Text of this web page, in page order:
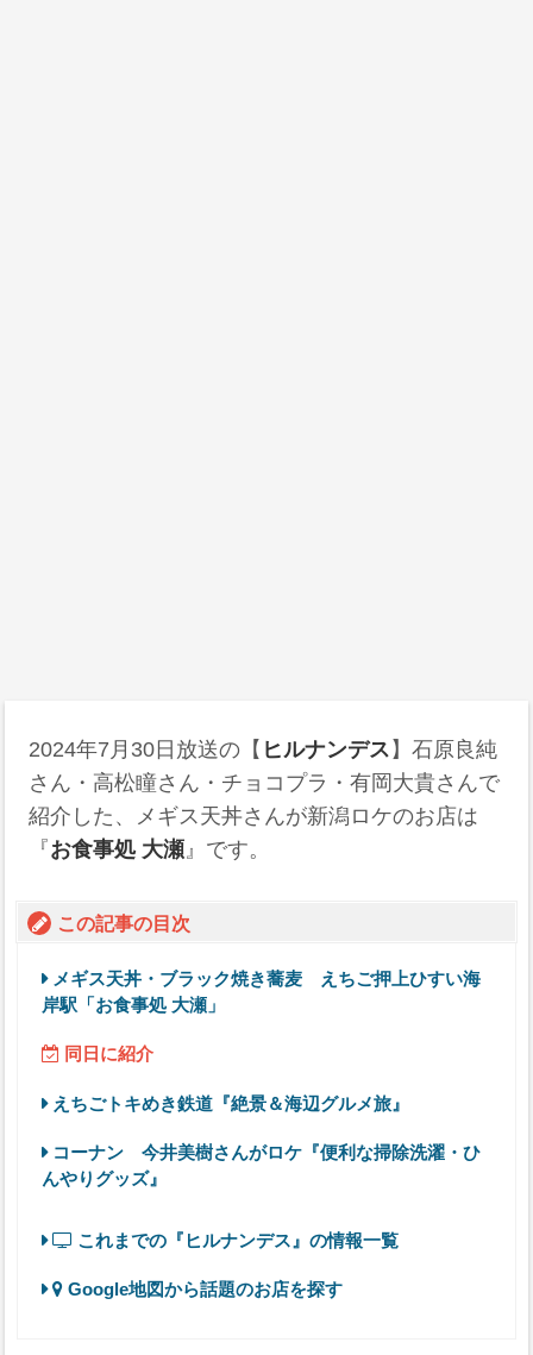
2024年7月30日 放送の【 ヒルナンデス 】石原良純
さん・高松瞳さん・チョコプラ・有岡大貴さんで
紹介した、メギス天丼さんが新潟ロケのお店は
『お食事処 大瀬 』です。
この記事の目次
メギス天丼・ブラック焼き蕎麦 えちご押上ひすい海
岸駅「お食事処 大瀬」
同日に紹介
えちごトキめき鉄道『絶景＆海辺グルメ旅』
コーナン 今井美樹さんがロケ『便利な掃除洗濯・ひ
んやりグッズ』
これまでの『ヒルナンデス』の情報一覧
Google地図から話題のお店を探す